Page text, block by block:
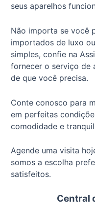
seus aparelhos
Não importa se você
importados de luxo
simples, confie na
fornecer o serviço de
de que você precisa.
Conte conosco para
em perfeitas
comodidade e
Agende uma visita
somos a escolha
satisfeitos.
Central